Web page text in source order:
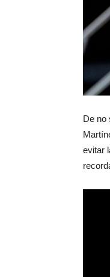
De no
evitar